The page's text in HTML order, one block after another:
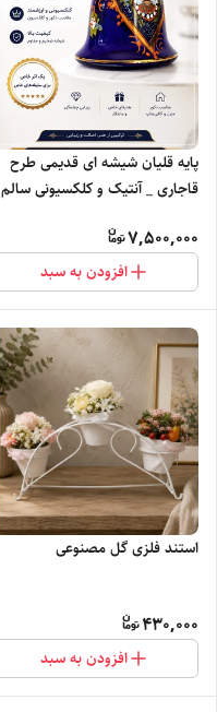
پایه قلیان شیشه ای قدیمی طرح
قاجاری _ آنتیک و کلکسیونی سالم
7,500,000
افزودن به سبد
استند فلزی گل مصنوعی
430,000
افزودن به سبد